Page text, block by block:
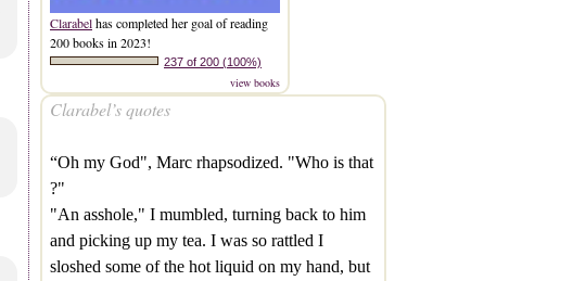
Clarabelhas completed her goal of reading
200 books in 2023!
237 of 200 (100%)
view books
Clarabel’s quotes
“Oh my God", Marc rhapsodized. "Who is that
?"
"An asshole," I mumbled, turning back to him
and picking up my tea. I was so rattled I
sloshed some of the hot liquid on my hand, but